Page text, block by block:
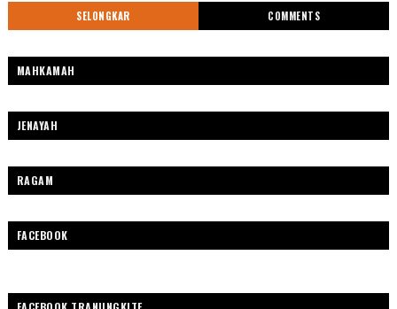
SELONGKAR COMMENTS
MAHKAMAH
JENAYAH
RAGAM
FACEBOOK